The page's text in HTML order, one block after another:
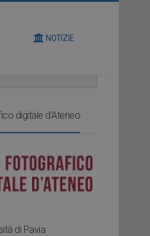
NOTIZIE
digitale d’Ateneo
di Pavia